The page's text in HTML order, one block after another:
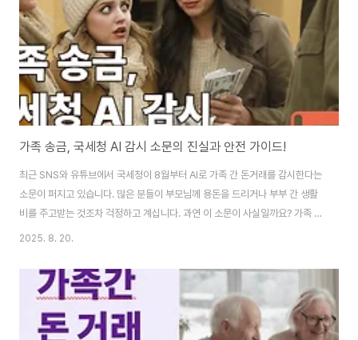
득 입증..
가족 송금, 국세청 AI 감시 소문의 진실과 안전 가이드!
최근 SNS와 유튜브에서 국세청이 8월부터 AI로 가족 간 돈거래를 감시한다는
소문이 퍼지고 있습니다. 많은 분들이 부모님께 용돈을 드리거나 부부 간 생활
비를 주고받는 것조차 걱정하고 계십니다. 과연 이 소문이 사실일까요? 가족 간
송금이 정말 위험한 일일까요? 진실을 알아보겠습니다. 부제: 국세청 가족 금전
국세청 AI 감시 가짜뉴스의 실체와 공식입장3. 현재 금융거래 감시 시스템 실
상4. 가족 간 송금이 문제가 되는 시점5. 부부 공동관리와 증여세 관계6. 안전
한 가족 송금 방법과 증빙 준비7. 증여세 한도와 절세 전략8. Q&A9. 결론10.
함께 읽으면 도움 되는 글 이 글의 요약✔ 국세청 AI로 8월부터..
2025. 8. 20.